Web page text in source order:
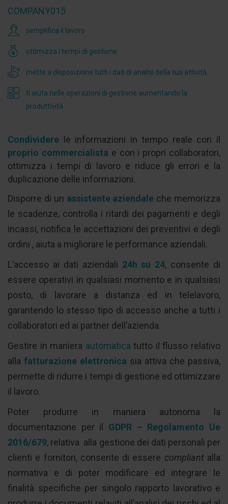
COMPANY015
semplifica il lavoro
ottimizza i tempi di gestione
mette a disposizione tutti i dati di analisi della tua attività
ti aiuta nelle operazioni di gestione aumentando la
produttività
Condividere le informazioni in tempo reale con il
proprio commercialista e con i propri collaboratori,
ottimizza i tempi di lavoro e riduce gli errori e la
duplicazione delle informazioni.
Disporre di un assistente aziendale che memorizza
le scadenze, controlla i ritardi dei pagamenti e degli
incassi, notifica le accettazioni dei preventivi e degli
ordini , aiuta a migliorare le performance aziendali.
L’accesso ai dati aziendali 24h su 24, consente di
essere operativi in qualsiasi momento e in qualsiasi
posto, di lavorare a distanza ed in telelavoro,
garantendo lo stesso tipo di accesso anche a tutti i
collaboratori ed ai partner dell’azienda.
Gestire in maniera automatica tutto il flusso relativo
alla fatturazione elettronica sia attiva che passiva,
permette di ridurre i tempi di gestione ed ottimizzare
il lavoro.
Poter produrre in maniera autonoma la
documentazione per il GDPR – Regolamento Ue
2016/679, relativa alla gestione dei dati personali per
clienti e fornitori, consente di essere compliantalla
normativa e di poter modificare ed integrare le
finalità specifiche per singolo rapporto lavorativo e